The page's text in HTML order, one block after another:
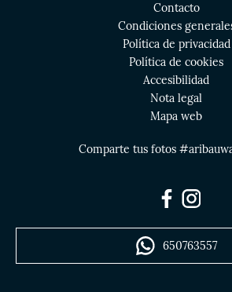
Contacto
Condiciones
Política de privacidad
Política de cookies
Accesibilidad
Nota legal
Mapa web
Comparte tus fotos
650763557